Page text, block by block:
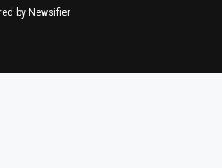
by Newsifier